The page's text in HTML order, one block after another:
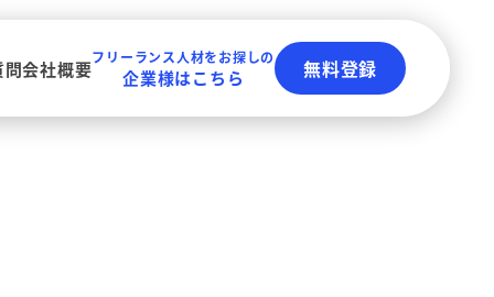
問会社概要
フリーランス人材をお探しの
企業様はこちら 無料登録